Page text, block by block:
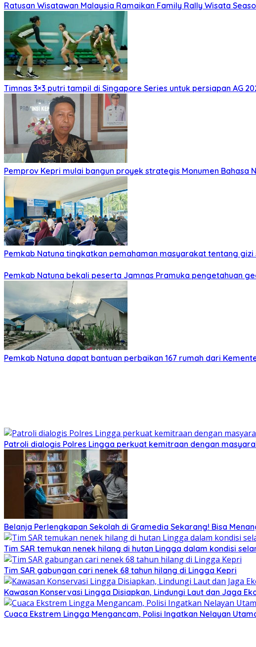
Ratusan Wisatawan Malaysia Ramaikan Family Rally Wisata
Timnas 3×3 putri tampil di Singapore Series untuk persiapan AG
Pemprov Kepri mulai bangun proyek strategis Monumen Bahasa
Pemkab Natuna tingkatkan pemahaman masyarakat tentang gizi
Pemkab Natuna bekali peserta Jamnas Pramuka pengetahuan
Pemkab Natuna dapat bantuan perbaikan 167 rumah dari
Patroli dialogis Polres Lingga perkuat kemitraan dengan
Belanja Perlengkapan Sekolah di Gramedia Sekarang! Bisa
Tim SAR temukan nenek hilang di hutan Lingga dalam kondisi
Tim SAR gabungan cari nenek 68 tahun hilang di Lingga Kepri
Kawasan Konservasi Lingga Disiapkan, Lindungi Laut dan Jaga
Cuaca Ekstrem Lingga Mengancam, Polisi Ingatkan Nelayan